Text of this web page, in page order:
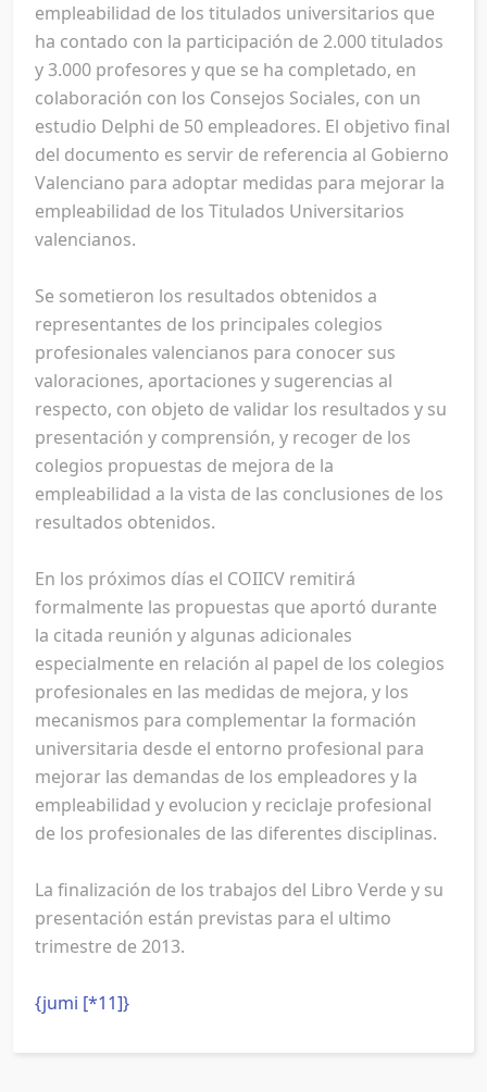
empleabilidad de los titulados universitarios que
ha contado con la participación de 2.000 titulados
y 3.000 profesores y que se ha completado, en
colaboración con los Consejos Sociales, con un
estudio Delphi de 50 empleadores. El objetivo final
del documento es servir de referencia al Gobierno
Valenciano para adoptar medidas para mejorar la
empleabilidad de los Titulados Universitarios
valencianos.
Se sometieron los resultados obtenidos a
representantes de los principales colegios
profesionales valencianos para conocer sus
valoraciones, aportaciones y sugerencias al
respecto, con objeto de validar los resultados y su
presentación y comprensión, y recoger de los
colegios propuestas de mejora de la
empleabilidad a la vista de las conclusiones de los
resultados obtenidos.
En los próximos días el COIICV remitirá
formalmente las propuestas que aportó durante
la citada reunión y algunas adicionales
especialmente en relación al papel de los colegios
profesionales en las medidas de mejora, y los
mecanismos para complementar la formación
universitaria desde el entorno profesional para
mejorar las demandas de los empleadores y la
empleabilidad y evolucion y reciclaje profesional
de los profesionales de las diferentes disciplinas.
La finalización de los trabajos del Libro Verde y su
presentación están previstas para el ultimo
trimestre de 2013.
{jumi [*11]}